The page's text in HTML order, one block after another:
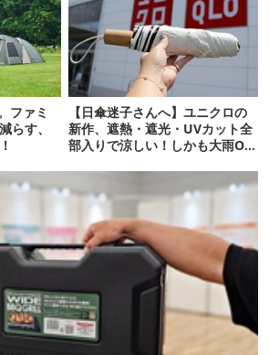
ファミ
らす、
【日傘迷子さんへ】ユニクロの
新作、遮熱・遮光・UVカット全
部入りで涼しい！しかも大雨OK